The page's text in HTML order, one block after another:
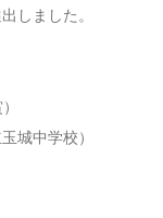
しました。
城中学校）